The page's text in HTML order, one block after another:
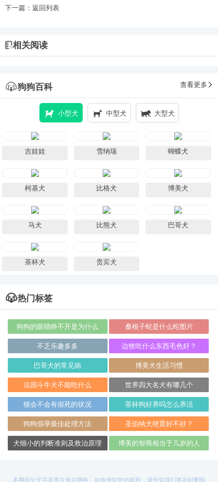
下一篇： 返回列表
相关阅读
狗狗百科 查看更多
小型犬 中型犬 大型犬
吉娃娃 雪纳瑞 蝴蝶犬
柯基犬 比格犬 博美犬
马犬 比熊犬 巴哥犬
茶杯犬 贵宾犬
热门标签
狗狗的眼睛睁不开是为什么 桑根子蛇是什么蛇图片
不乏乐趣多多 边牧吃什么东西毛色好？
巴哥犬的常见病 博美犬生活习惯
法国斗牛犬不能吃什么 世界四大名犬有哪几个
猫会不会有假死的状况 茶杯狗好养吗怎么养活
狗狗假孕最佳处理方法 圣伯纳犬绝育好不好？
犬细小的判断准则及救治原理 博美的智商相当于几岁的人
本网部分文字及图片来自网络，如有侵犯您的权利，请告知我们将及时删除